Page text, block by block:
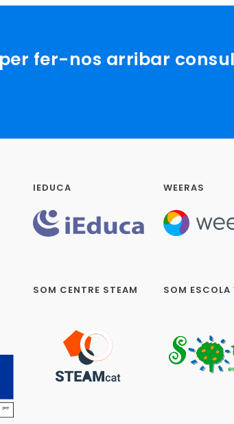
fer-nos arribar
IEDUCA WEERAS
SOM CENTRE STEAM SOM ESCOLA